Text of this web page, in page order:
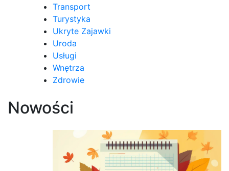
Transport
Turystyka
Ukryte Zajawki
Uroda
Usługi
Wnętrza
Zdrowie
Nowości